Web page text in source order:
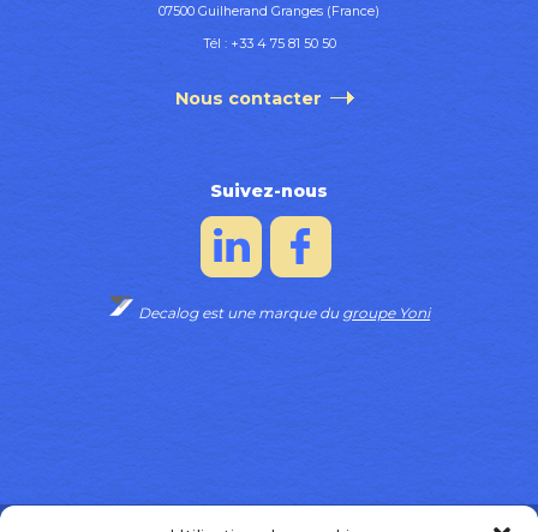
07500 Guilherand Granges (France)
Tél : +33 4 75 81 50 50
Nous contacter
Suivez-nous
Decalog est une marque du groupe Yoni